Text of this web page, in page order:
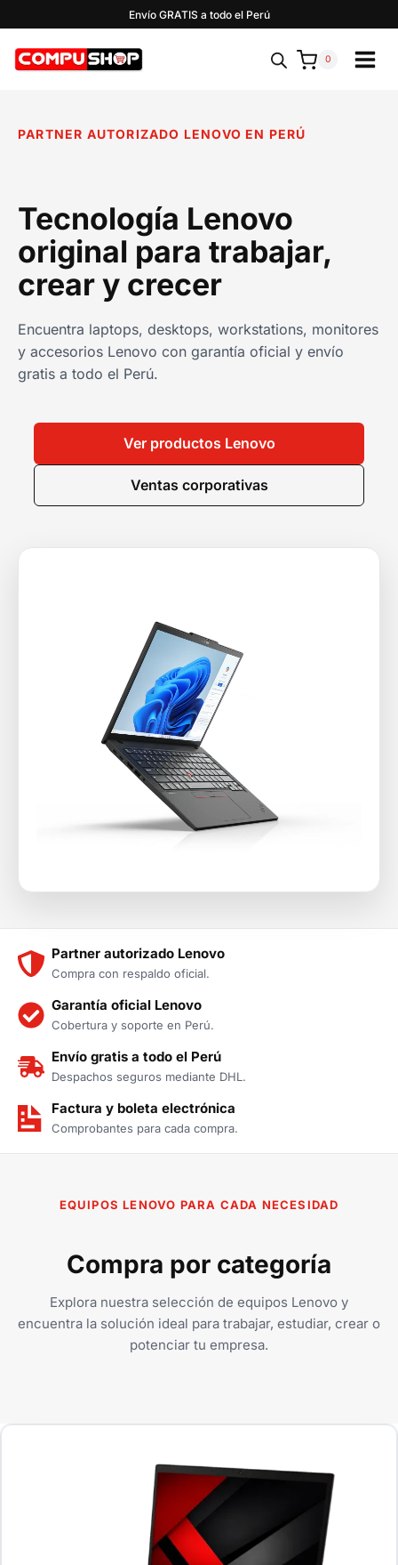
al
contenido
Envío GRATIS a todo el Perú
0
PARTNER AUTORIZADO LENOVO EN PERÚ
Tecnología Lenovo
original para trabajar,
crear y crecer
Encuentra laptops, desktops, workstations, monitores
y accesorios Lenovo con garantía oficial y envío
gratis a todo el Perú.
Ver productos Lenovo
Ventas corporativas
Partner autorizado Lenovo
Compra con respaldo oficial.
Garantía oficial Lenovo
Cobertura y soporte en Perú.
Envío gratis a todo el Perú
Despachos seguros mediante DHL.
Factura y boleta electrónica
Comprobantes para cada compra.
EQUIPOS LENOVO PARA CADA NECESIDAD
Compra por categoría
Explora nuestra selección de equipos Lenovo y
encuentra la solución ideal para trabajar, estudiar, crear o
potenciar tu empresa.